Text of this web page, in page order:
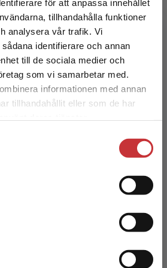
för att anpassa innehållet
tillhandahålla funktioner
analysera vår trafik. Vi
identifierare och annan
till de sociala medier och
som vi samarbetar med.
informationen med annan
tillhandahållit eller som de har
fraktregion
du besöker
via en enhet utanför Sverige.
utanför Sverige. För
köp måste
Behmer
knuten till Institutionen för
vid Lunds
mångårig erfarenhet som
knuten till Institutionen för
mångårig erfarenhet som